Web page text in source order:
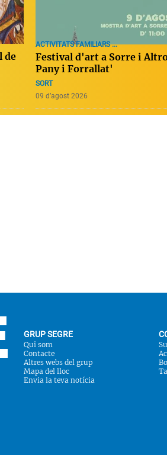
de
ACTIVITATS FAMILIARS ...
Festival d'art a Sorre i
Pany i Forrallat'
SORT
09 d’agost 2026
GRUP SEGRE
Qui som
Contacte
Altres webs del grup
Mapa del lloc
Envia la teva notícia